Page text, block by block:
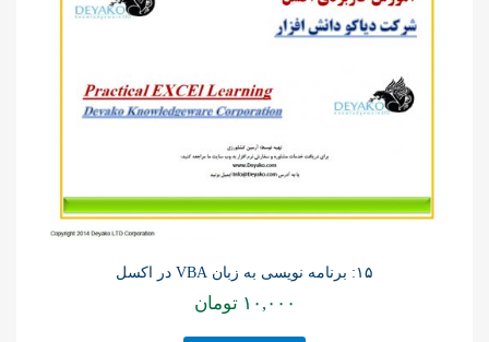
۱۵: برنامه نویسی به زبان VBA در اکسل
۱۰,۰۰۰ تومان